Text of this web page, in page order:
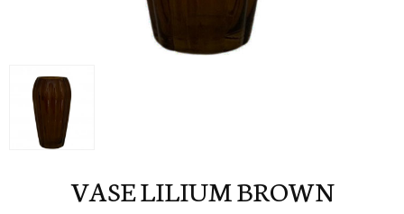
VASE LILIUM BROWN